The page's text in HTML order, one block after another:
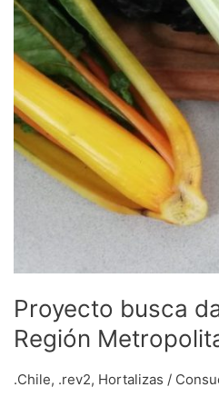
Proyecto busca
Región
.Chile, .rev2, Hortalizas /